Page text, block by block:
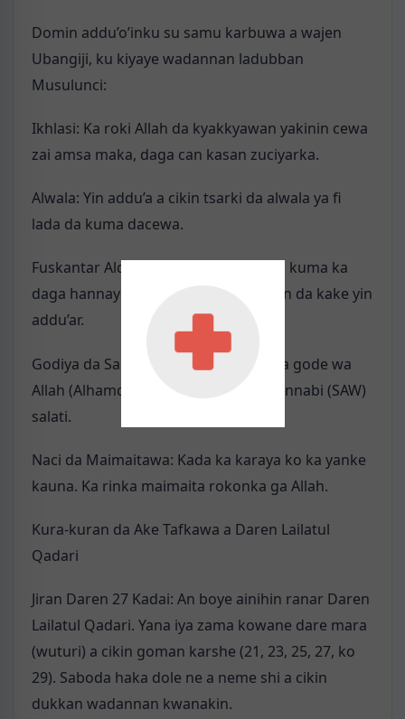
Domin addu’o’inku su samu karbuwa a wajen
Ubangiji, ku kiyaye wadannan ladubban
Musulunci:
Ikhlasi: Ka roki Allah da kyakkyawan yakinin cewa
zai amsa maka, daga can kasan zuciyarka.
Alwala: Yin addu’a a cikin tsarki da alwala ya fi
lada da kuma dacewa.
Fuskantar Alqibla: Ka fuskanci Alqibla kuma ka
daga hannayenka daidai kirjinka yayin da kake yin
addu’ar.
Godiya da Salati: Ka fara addu’arka da gode wa
Allah (Alhamdulillah) da kuma yi wa Annabi (SAW)
salati.
Naci da Maimaitawa: Kada ka karaya ko ka yanke
kauna. Ka rinka maimaita rokonka ga Allah.
Kura-kuran da Ake Tafkawa a Daren Lailatul
Qadari
Jiran Daren 27 Kadai: An boye ainihin ranar Daren
Lailatul Qadari. Yana iya zama kowane dare mara
(wuturi) a cikin goman karshe (21, 23, 25, 27, ko
29). Saboda haka dole ne a neme shi a cikin
dukkan wadannan kwanakin.